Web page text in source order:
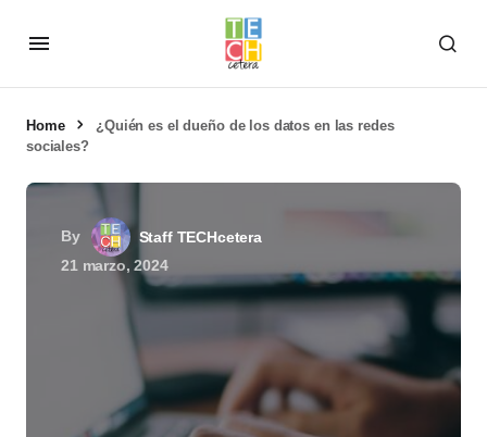
Home
¿Quién es el dueño de los datos en las redes
sociales?
By
Staff TECHcetera
21 marzo, 2024